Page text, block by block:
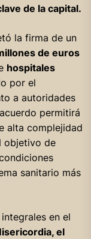
de la capital.
la firma de un
de euros
hospitales
por el
a autoridades
permitirá
alta complejidad
objetivo de
sanitario más
en el
el